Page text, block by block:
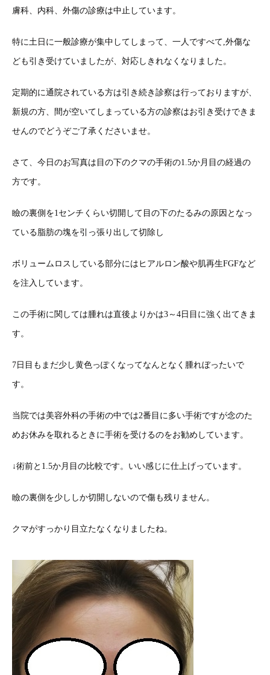
膚科、内科、外傷の診療は中止しています。
特に土日に一般診療が集中してしまって、一人ですべて,外傷な
ども引き受けていましたが、対応しきれなくなりました。
定期的に通院されている方は引き続き診察は行っておりますが、
新規の方、間が空いてしまっている方の診察はお引き受けできま
せんのでどうぞご了承くださいませ。
さて、今日のお写真は目の下のクマの手術の1.5か月目の経過の
方です。
瞼の裏側を1センチくらい切開して目の下のたるみの原因となっ
ている脂肪の塊を引っ張り出して切除し
ボリュームロスしている部分にはヒアルロン酸や肌再生FGFなど
を注入しています。
この手術に関しては腫れは直後よりかは3～4日目に強く出てきま
す。
7日目もまだ少し黄色っぽくなってなんとなく腫れぼったいで
す。
当院では美容外科の手術の中では2番目に多い手術ですが念のた
めお休みを取れるときに手術を受けるのをお勧めしています。
↓術前と1.5か月目の比較です。いい感じに仕上げっています。
瞼の裏側を少ししか切開しないので傷も残りません。
クマがすっかり目立たなくなりましたね。